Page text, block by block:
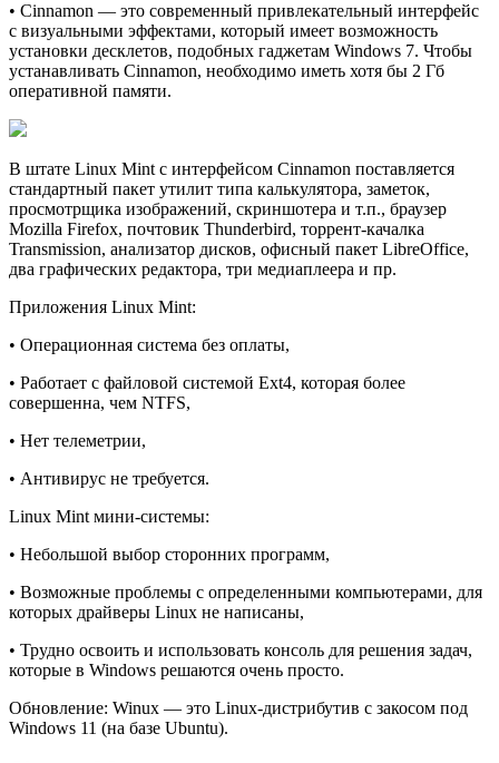
• Cinnamon — это современный привлекательный интерфейс
с визуальными эффектами, который имеет возможность
установки десклетов, подобных гаджетам Windows 7. Чтобы
устанавливать Cinnamon, необходимо иметь хотя бы 2 Гб
оперативной памяти.
В штате Linux Mint с интерфейсом Cinnamon поставляется
стандартный пакет утилит типа калькулятора, заметок,
просмотрщика изображений, скриншотера и т.п., браузер
Mozilla Firefox, почтовик Thunderbird, торрент-качалка
Transmission, анализатор дисков, офисный пакет LibreOffice,
два графических редактора, три медиаплеера и пр.
Приложения Linux Mint:
• Операционная система без оплаты,
• Работает с файловой системой Ext4, которая более
совершенна, чем NTFS,
• Нет телеметрии,
• Антивирус не требуется.
Linux Mint мини-системы:
• Небольшой выбор сторонних программ,
• Возможные проблемы с определенными компьютерами, для
которых драйверы Linux не написаны,
• Трудно освоить и использовать консоль для решения задач,
которые в Windows решаются очень просто.
Обновление: Winux — это Linux-дистрибутив с закосом под
Windows 11 (на базе Ubuntu).